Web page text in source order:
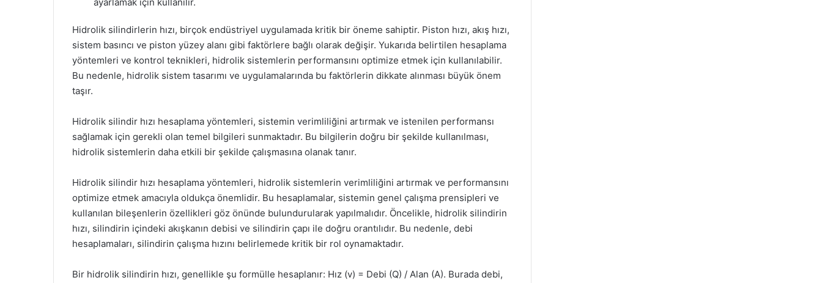
Hidrolik silindirlerin hızı, birçok endüstriyel uygulamada kritik bir öneme sahiptir. Piston hızı, akış hızı,
sistem basıncı ve piston yüzey alanı gibi faktörlere bağlı olarak değişir. Yukarıda belirtilen hesaplama
yöntemleri ve kontrol teknikleri, hidrolik sistemlerin performansını optimize etmek için kullanılabilir.
Bu nedenle, hidrolik sistem tasarımı ve uygulamalarında bu faktörlerin dikkate alınması büyük önem
taşır.
Hidrolik silindir hızı hesaplama yöntemleri, sistemin verimliliğini artırmak ve istenilen performansı
sağlamak için gerekli olan temel bilgileri sunmaktadır. Bu bilgilerin doğru bir şekilde kullanılması,
hidrolik sistemlerin daha etkili bir şekilde çalışmasına olanak tanır.
Hidrolik silindir hızı hesaplama yöntemleri, hidrolik sistemlerin verimliliğini artırmak ve performansını
optimize etmek amacıyla oldukça önemlidir. Bu hesaplamalar, sistemin genel çalışma prensipleri ve
kullanılan bileşenlerin özellikleri göz önünde bulundurularak yapılmalıdır. Öncelikle, hidrolik silindirin
hızı, silindirin içindeki akışkanın debisi ve silindirin çapı ile doğru orantılıdır. Bu nedenle, debi
hesaplamaları, silindirin çalışma hızını belirlemede kritik bir rol oynamaktadır.
Bir hidrolik silindirin hızı, genellikle şu formülle hesaplanır: Hız (v) = Debi (Q) / Alan (A). Burada debi,